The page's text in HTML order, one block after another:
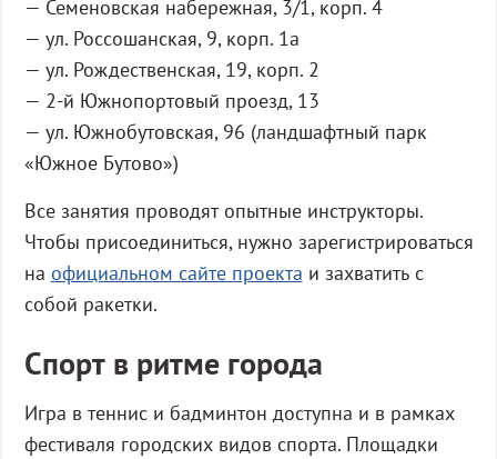
— Семеновская набережная, 3/1, корп. 4
— ул. Россошанская, 9, корп. 1а
— ул. Рождественская, 19, корп. 2
— 2-й Южнопортовый проезд, 13
— ул. Южнобутовская, 96 (ландшафтный парк
«Южное Бутово»)
Все занятия проводят опытные инструкторы.
Чтобы присоединиться, нужно зарегистрироваться
на официальном сайте проекта и захватить с
собой ракетки.
Спорт в ритме города
Игра в теннис и бадминтон доступна и в рамках
фестиваля городских видов спорта. Площадки